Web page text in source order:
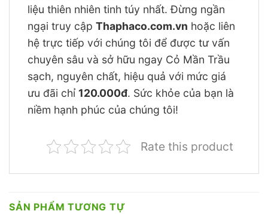
liệu thiên nhiên tinh túy nhất. Đừng ngần
ngại truy cập Thaphaco.com.vn hoặc liên
hệ trực tiếp với chúng tôi để được tư vấn
chuyên sâu và sở hữu ngay Cỏ Mần Trầu
sạch, nguyên chất, hiệu quả với mức giá
ưu đãi chỉ 120.000đ. Sức khỏe của bạn là
niềm hạnh phúc của chúng tôi!
Rate this product
SẢN PHẨM TƯƠNG TỰ